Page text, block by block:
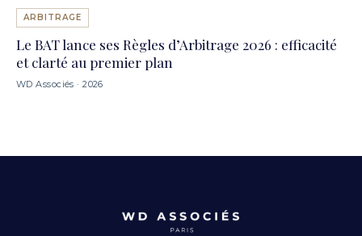
ARBITRAGE
Le BAT lance ses Règles d’Arbitrage 2026 : efficacité
et clarté au premier plan
WD Associés · 2026